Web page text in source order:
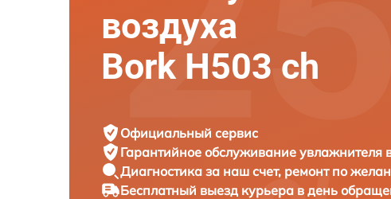
воздуха
Bork H503 ch
Официальный сервис
Гарантийное обслуживание увлажнителя
Диагностика за наш счет, ремонт по
Бесплатный выезд курьера в день